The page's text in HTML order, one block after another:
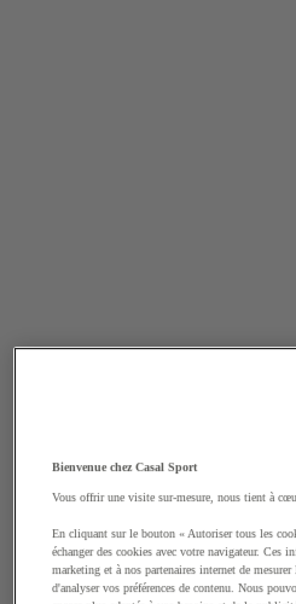
Bienvenue chez Casal Sport
Vous offrir une visite sur-mesure, nous tient à
En cliquant sur le bouton « Autoriser tous les
échanger des cookies avec votre navigateur. Ces
marketing et à nos partenaires internet de
d'analyser vos préférences de contenu. Nous